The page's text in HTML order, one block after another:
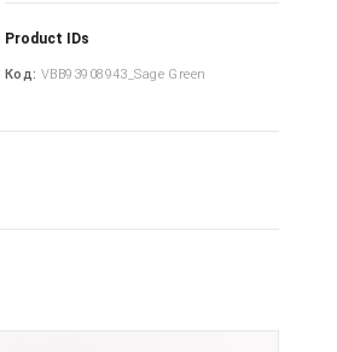
Product IDs
Код: VBB93908943_Sage Green